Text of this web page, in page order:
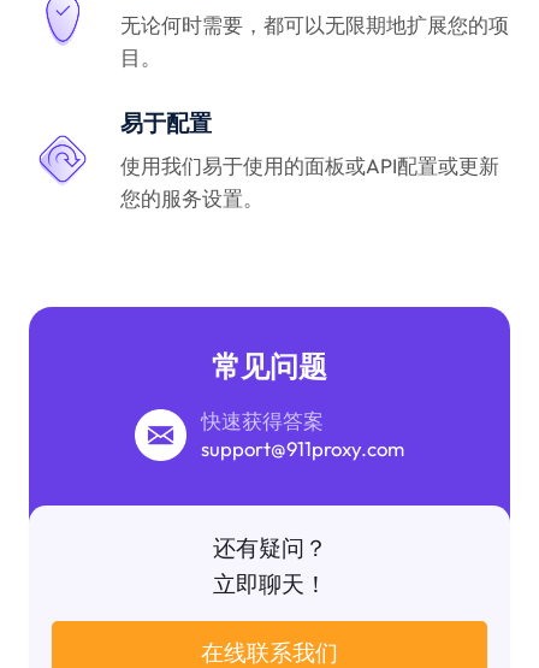
无论何时需要，都可以无限期地扩展您的项
目。
易于配置
使用我们易于使用的面板或API配置或更新
您的服务设置。
常见问题
快速获得答案
support@911proxy.com
还有疑问？
立即聊天！
在线联系我们